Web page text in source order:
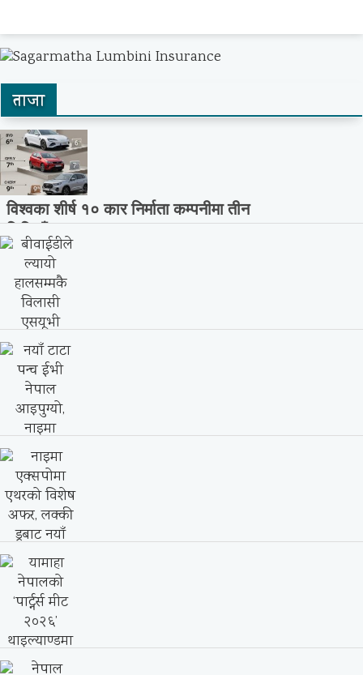
ताजा
विश्वका शीर्ष १० कार निर्माता कम्पनीमा तीन
चिनियाँ...
बीवाईडीले ल्यायो हालसम्मकै विलासी एसयूभी
‘याङवाङ यू८एल’, ३.६...
नयाँ टाटा पन्च ईभी नेपाल आइपुग्यो, नाइमा
मोबिलिटी...
नाइमा एक्सपोमा एथरको विशेष अफर, लक्की
ड्रबाट नयाँ...